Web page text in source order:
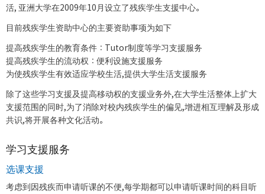
活, 亚洲大学在2009年10月设立了残疾学生支援中心。
目前残疾学生资助中心的主要资助事项为如下
提高残疾学生的教育条件：Tutor制度等学习支援服务
提高残疾学生的流动权：便利设施支援服务
为使残疾学生有效适应学校生活,提供大学生活支援服务
除了这些学习支援及提高移动权的支援业务外,在大学生活整体上扩大
支援范围的同时,为了消除对校内残疾学生的偏见,增进相互理解及形成
共识,将开展各种文化活动。
学习支援服务
选课支援
考虑到因残疾而申请听课的不便,每学期都可以申请听课时间的科目听